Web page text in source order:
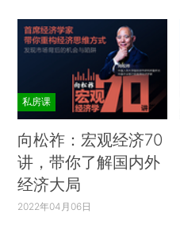
私房课
向松祚：宏观经济70
讲，带你了解国内外
经济大局
2022年04月06日